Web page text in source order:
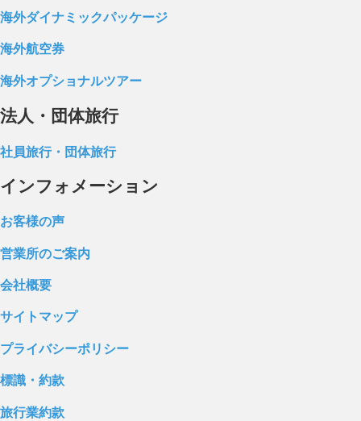
海外ダイナミックパッケージ
海外航空券
海外オプショナルツアー
法人・団体旅行
社員旅行・団体旅行
インフォメーション
お客様の声
営業所のご案内
会社概要
サイトマップ
プライバシーポリシー
標識・約款
旅行業約款